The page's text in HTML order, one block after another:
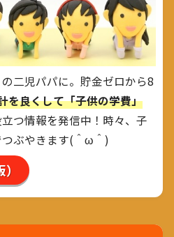
二児パパに。貯金ゼロから8
を良くして「子供の学費」
つ情報を発信中！時々、子
ぶやきます(＾ω＾)